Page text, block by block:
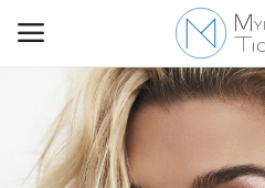
Contact Us